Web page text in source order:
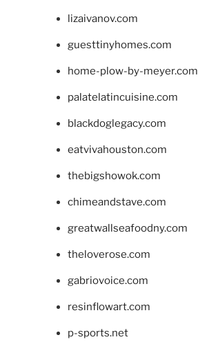
lizaivanov.com
guesttinyhomes.com
home-plow-by-meyer.com
palatelatincuisine.com
blackdoglegacy.com
eatvivahouston.com
thebigshowok.com
chimeandstave.com
greatwallseafoodny.com
theloverose.com
gabriovoice.com
resinflowart.com
p-sports.net